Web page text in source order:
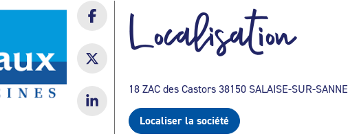
Localisation
18 ZAC des Castors 38150 SALAISE-SUR-SANNE
Localiser la société